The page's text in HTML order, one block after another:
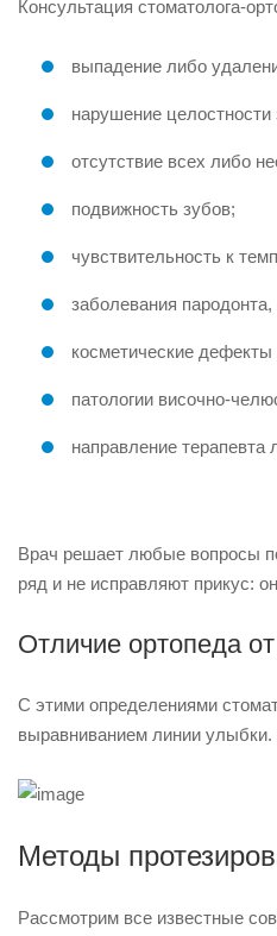
Консультация стоматолога-
выпадение либо
нарушение целостности
отсутствие всех либо
подвижность зубов;
чувствительность к
заболевания
косметические дефекты
патологии височно-
направление терапевта
Врач решает любые вопросы
ряд и не исправляют прикус:
Отличие ортопеда
С этими определениями
выравниванием линии
Методы
Рассмотрим все известные